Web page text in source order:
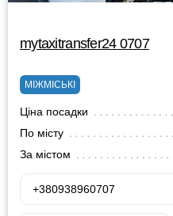
mytaxitransfer24 0707
МІЖМІСЬКІ
Ціна посадки
По місту
За містом
+380938960707